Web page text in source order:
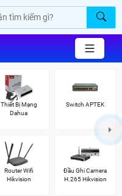
Thiết Bị Mạng
Dahua
Switch APTEK
Router Wifi
Hikvision
Đầu Ghi Camera
H.265 Hikvision